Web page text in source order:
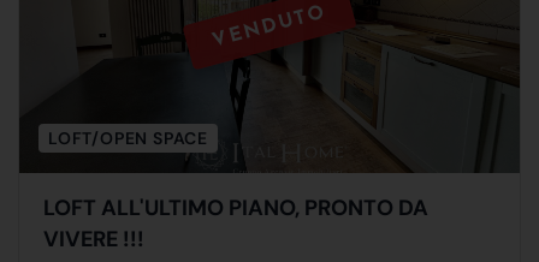
VENDUTO
LOFT/OPEN SPACE
LOFT ALL'ULTIMO PIANO, PRONTO DA
VIVERE !!!